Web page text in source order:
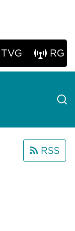
TVG RG
RSS